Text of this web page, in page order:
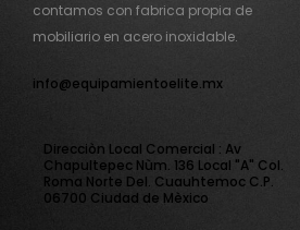
contamos con fabrica propia de
mobiliario en acero inoxidable.
info@equipamientoelite.mx
Direcciòn Local Comercial : Av
Chapultepec Nùm. 136 Local "A" Col.
Roma Norte Del. Cuauhtemoc C.P.
06700 Ciudad de Mèxico